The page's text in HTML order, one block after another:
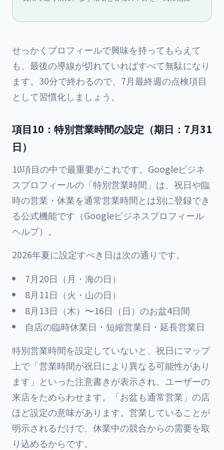
せっかくプロフィールで興味を持ってもらえて
も、最後の導線が切れていればすべて無駄になり
ます。30分で終わるので、7月最終週の点検項目
として習慣化しましょう。
項目10：特別営業時間の設定（期日：7月31
日）
10項目の中で最重要がこれです。Googleビジネ
スプロフィールの「特別営業時間」は、祝日や臨
時の営業・休業を通常営業時間とは別に登録でき
る公式機能です（Googleビジネスプロフィール
ヘルプ）。
2026年夏に設定すべき日は次の通りです。
7月20日（月・海の日）
8月11日（火・山の日）
8月13日（木）〜16日（日）のお盆4日間
自店の臨時休業日・短縮営業日・延長営業日
特別営業時間を設定していないと、祝日にマップ
上で「営業時間が祝日により異なる可能性があり
ます」といった注意書きが表示され、ユーザーの
来店をためらわせます。「お盆も通常営業」の店
ほど設定の意味があります。営業していることが
明示されるだけで、休業中の競合からの需要を取
り込めるからです。